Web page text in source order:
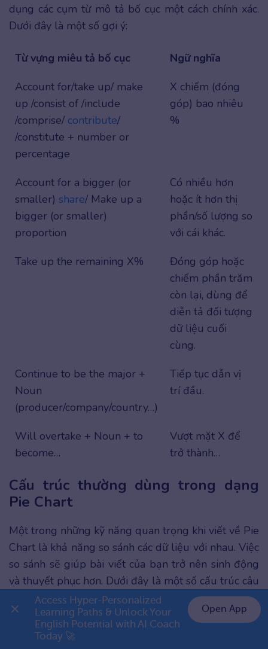
dụng các cụm từ mô tả bố cục một cách chính xác.
Dưới đây là một số gợi ý:
Từ vựng miêu tả bố cục
Ngữ nghĩa
Account for/take up/ make
up /consist of /include
/comprise/ contribute/
/constitute + number or
percentage
X chiếm (đóng
góp) bao nhiêu
%
Account for a bigger (or
smaller) share/ Make up a
bigger (or smaller)
proportion
Có nhiều hơn
hoặc ít hơn thị
phần/số lượng so
với cái khác.
Take up the remaining X%
Đóng góp hoặc
chiếm phần trăm
còn lại, dùng để
diễn tả đối tượng
dữ liệu cuối
cùng.
Continue to be the major +
Noun
(producer/company/country…)
Tiếp tục dẫn vị
trí đầu.
Will overtake + Noun + to
become…
Vượt mặt X để
trở thành…
Cấu trúc thường dùng trong dạng
Pie Chart
Một trong những kỹ năng quan trọng khi viết về Pie
Chart là khả năng so sánh các dữ liệu với nhau. Việc
so sánh sẽ giúp bài viết của bạn trở nên sinh động
và thuyết phục hơn. Dưới đây là một số cấu trúc câu
hữu ích để bạn thực hiện điều này:
Cấu trúc so sánh Ví dụ
👉 Premium 1 năm chỉ 799K
Access Hyper-Personalized
Learning Paths & Unlock Your
English Potential with AI Coach
Today 🚀
Open App